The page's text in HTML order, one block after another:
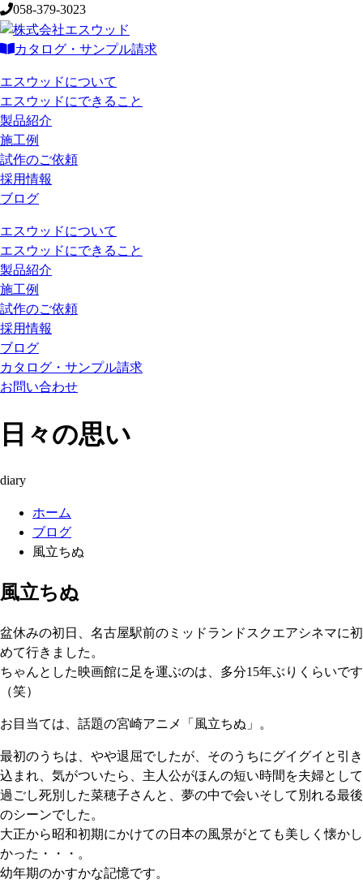
058-379-3023
カタログ・サンプル請求
エスウッドについて
エスウッドにできること
製品紹介
施工例
試作のご依頼
採用情報
ブログ
エスウッドについて
エスウッドにできること
製品紹介
施工例
試作のご依頼
採用情報
ブログ
カタログ・サンプル請求
お問い合わせ
日々の思い
diary
ホーム
ブログ
風立ちぬ
風立ちぬ
盆休みの初日、名古屋駅前のミッドランドスクエアシネマに初
めて行きました。
ちゃんとした映画館に足を運ぶのは、多分15年ぶりくらいです
（笑）
お目当ては、話題の宮崎アニメ「風立ちぬ」。
最初のうちは、やや退屈でしたが、そのうちにグイグイと引き
込まれ、気がついたら、主人公がほんの短い時間を夫婦として
過ごし死別した菜穂子さんと、夢の中で会いそして別れる最後
のシーンでした。
大正から昭和初期にかけての日本の風景がとても美しく懐かし
かった・・・。
幼年期のかすかな記憶です。